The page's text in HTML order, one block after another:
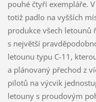
pouhé čtyři exempláře.
totiž padlo na vyšších
produkce všech letounů
s největší
letounu typu C-11,
a plánovaný přechod z
pilotů na výcvik
letouny s proudovým